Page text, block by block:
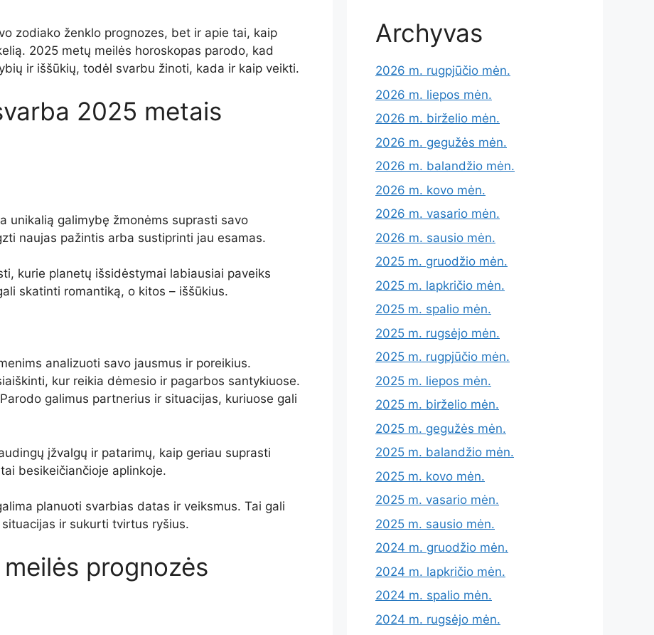
zodiako ženklo prognozes, bet ir apie tai, kaip
2025 metų meilės horoskopas parodo, kad
ir iššūkių, todėl svarbu žinoti, kada ir kaip veikti.
2025 metais
unikalią galimybę žmonėms suprasti savo
naujas pažintis arba sustiprinti jau esamas.
kurie planetų išsidėstymai labiausiai paveiks
skatinti romantiką, o kitos – iššūkius.
analizuoti savo jausmus ir poreikius.
kur reikia dėmesio ir pagarbos santykiuose.
Parodo galimus partnerius ir situacijas, kuriuose gali
įžvalgų ir patarimų, kaip geriau suprasti
besikeičiančioje aplinkoje.
planuoti svarbias datas ir veiksmus. Tai gali
ir sukurti tvirtus ryšius.
prognozės
Archyvas
2026 m. rugpjūčio mėn.
2026 m. liepos mėn.
2026 m. birželio mėn.
2026 m. gegužės mėn.
2026 m. balandžio mėn.
2026 m. kovo mėn.
2026 m. vasario mėn.
2026 m. sausio mėn.
2025 m. gruodžio mėn.
2025 m. lapkričio mėn.
2025 m. spalio mėn.
2025 m. rugsėjo mėn.
2025 m. rugpjūčio mėn.
2025 m. liepos mėn.
2025 m. birželio mėn.
2025 m. gegužės mėn.
2025 m. balandžio mėn.
2025 m. kovo mėn.
2025 m. vasario mėn.
2025 m. sausio mėn.
2024 m. gruodžio mėn.
2024 m. lapkričio mėn.
2024 m. spalio mėn.
2024 m. rugsėjo mėn.